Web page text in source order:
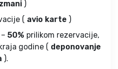
)
( avio karte )
– 50% prilikom rezervacije,
godine ( deponovanje
).